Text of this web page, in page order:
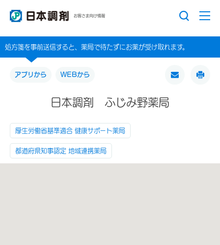
お客さま向け情報
処方箋を事前送信すると、薬局で待たずにお薬が受け取れます。
アプリから WEBから
日本調剤 ふじみ野薬局
厚生労働省基準適合 健康サポート薬局
都道府県知事認定 地域連携薬局